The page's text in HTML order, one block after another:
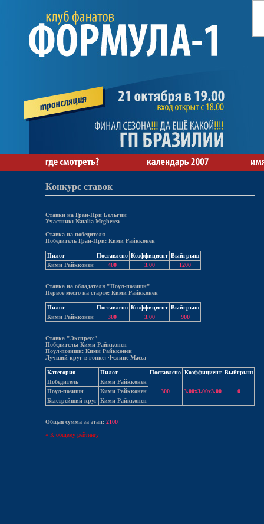
Конкурс ставок
Ставки на Гран-При Бельгии
Участник: Natalia Megherea
Ставка на победителя
Победитель Гран-При: Кими Райкконен
Пилот Поставлено Коэффициент Выйгрыш
Кими Райкконен
400 3.00 1200
Ставка на обладателя "Поул-позишн"
Первое место на старте: Кими Райкконен
Пилот Поставлено Коэффициент Выйгрыш
Кими Райкконен
300 3.00 900
Ставка "Экспресс"
Победитель: Кими Райкконен
Поул-позишн: Кими Райкконен
Лучший круг в гонке: Фелипе Масса
Категория Пилот Поставлено Коэффициент Выйгрыш
Победитель
Кими Райкконен
300
3.00x3.00x3.00 0
Поул-позишн
Кими Райкконен
Быстрейший круг Кими Райкконен
Общая сумма за этап: 2100
« К общему рейтингу